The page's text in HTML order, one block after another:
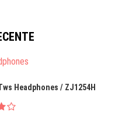
Headphones / ZJ1254H